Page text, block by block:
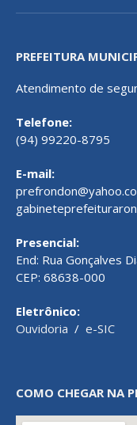
PREFEITURA
Atendimento de
Telefone:
(94) 99220-8795
E-mail:
Presencial:
End: Rua Gonçalves
CEP: 68638-000
Eletrônico:
Ouvidoria / e-SIC
COMO CHEGAR NA